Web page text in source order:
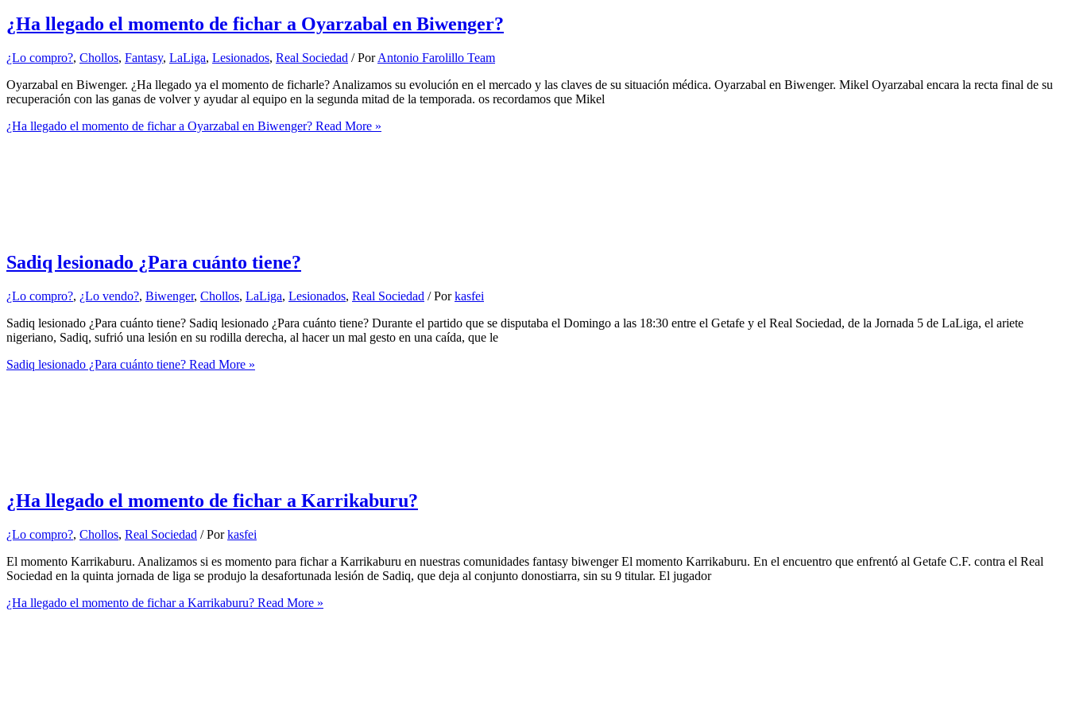
¿Ha llegado el momento de fichar a Oyarzabal en Biwenger?
¿Lo compro?, Chollos, Fantasy, LaLiga, Lesionados, Real Sociedad / PorAntonio Farolillo Team
Oyarzabal en Biwenger. ¿Ha llegado ya el momento de ficharle? Analizamos su evolución en el mercado y las claves de su situación médica. Oyarzabal en Biwenger. Mikel Oyarzabal encara la recta final de su
recuperación con las ganas de volver y ayudar al equipo en la segunda mitad de la temporada. os recordamos que Mikel
¿Ha llegado el momento de fichar a Oyarzabal en Biwenger? Read More »
Sadiq lesionado ¿Para cuánto tiene?
¿Lo compro?, ¿Lo vendo?, Biwenger, Chollos, LaLiga, Lesionados, Real Sociedad / Porkasfei
Sadiq lesionado ¿Para cuánto tiene? Sadiq lesionado ¿Para cuánto tiene? Durante el partido que se disputaba el Domingo a las 18:30 entre el Getafe y el Real Sociedad, de la Jornada 5 de LaLiga, el ariete
nigeriano, Sadiq, sufrió una lesión en su rodilla derecha, al hacer un mal gesto en una caída, que le
Sadiq lesionado ¿Para cuánto tiene? Read More »
¿Ha llegado el momento de fichar a Karrikaburu?
¿Lo compro?, Chollos, Real Sociedad / Porkasfei
El momento Karrikaburu. Analizamos si es momento para fichar a Karrikaburu en nuestras comunidades fantasy biwenger El momento Karrikaburu. En el encuentro que enfrentó al Getafe C.F. contra el Real
Sociedad en la quinta jornada de liga se produjo la desafortunada lesión de Sadiq, que deja al conjunto donostiarra, sin su 9 titular. El jugador
¿Ha llegado el momento de fichar a Karrikaburu? Read More »